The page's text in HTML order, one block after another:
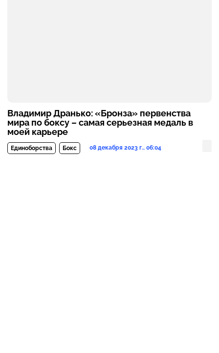
Владимир Дранько: «Бронза» первенства
мира по боксу – самая серьезная медаль в
моей карьере
Единоборства Бокс 08 декабря 2023 г., 06:04